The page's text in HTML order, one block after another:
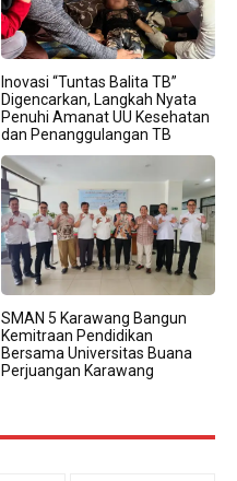
Inovasi “Tuntas Balita TB”
Digencarkan, Langkah Nyata
Penuhi Amanat UU Kesehatan
dan Penanggulangan TB
SMAN 5 Karawang Bangun
Kemitraan Pendidikan
Bersama Universitas Buana
Perjuangan Karawang